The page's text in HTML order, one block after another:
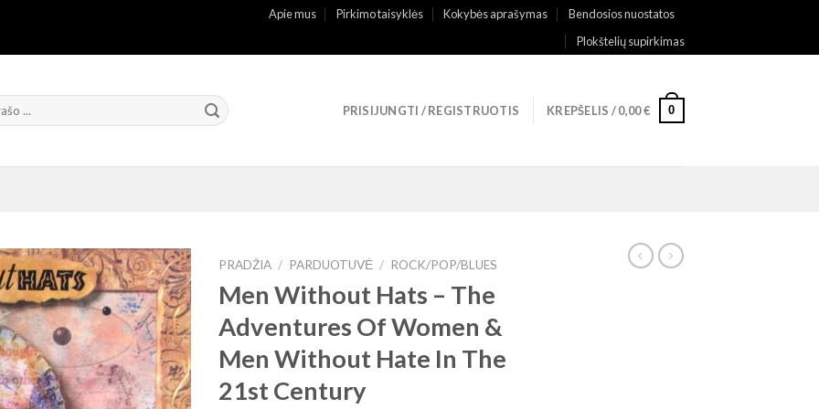
Apie mus Pirkimo taisyklės Kokybės aprašymas
Bendosios nuostatos
Plokštelių supirkimas
PRISIJUNGTI / REGISTRUOTIS KREPŠELIS /0,00€ 0
PRADŽIA / PARDUOTUVĖ / ROCK/POP/BLUES
Men Without Hats – The
Adventures Of Women &
Men Without Hate In The
21st Century